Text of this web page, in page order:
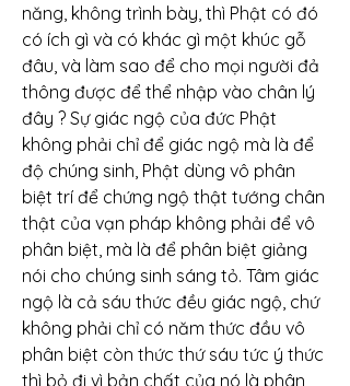
năng, không trình bày, thì Phật có đó
có ích gì và có khác gì một khúc gỗ
đâu, và làm sao để cho mọi người đả
thông được để thể nhập vào chân lý
đây ? Sự giác ngộ của đức Phật
không phải chỉ để giác ngộ mà là để
độ chúng sinh, Phật dùng vô phân
biệt trí để chứng ngộ thật tướng chân
thật của vạn pháp không phải để vô
phân biệt, mà là để phân biệt giảng
nói cho chúng sinh sáng tỏ. Tâm giác
ngộ là cả sáu thức đều giác ngộ, chứ
không phải chỉ có năm thức đầu vô
phân biệt còn thức thứ sáu tức ý thức
thì bỏ đi vì bản chất của nó là phân